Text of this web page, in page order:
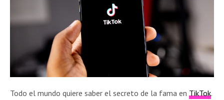
Todo el mundo quiere saber el secreto de la fama enTikTok.